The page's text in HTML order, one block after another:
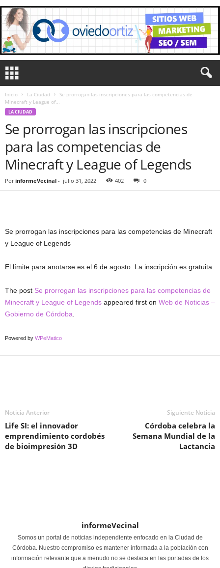
Inicio La Ciudad
Se prorrogan las inscripciones para las competencias de
Minecraft y League of...
LA CIUDAD
Se prorrogan las inscripciones
para las competencias de
Minecraft y League of Legends
Por informeVecinal - julio 31, 2022 402 0
Se prorrogan las inscripciones para las competencias de Minecraft
y League of Legends
El límite para anotarse es el 6 de agosto. La inscripción es gratuita.
The post Se prorrogan las inscripciones para las competencias de
Minecraft y League of Legends appeared first on Web de Noticias –
Gobierno de Córdoba
Powered by WPeMatico
Noticia Anterior
Life SI: el innovador
emprendimiento cordobés
de bioimpresión 3D
Siguiente Noticia
Córdoba celebra la
Semana Mundial de la
Lactancia
informeVecinal
Somos un portal de noticias independiente enfocado en la Ciudad de
Córdoba. Nuestro compromiso es mantener informada a la población con
información relevante que a menudo no se destaca en las portadas de los